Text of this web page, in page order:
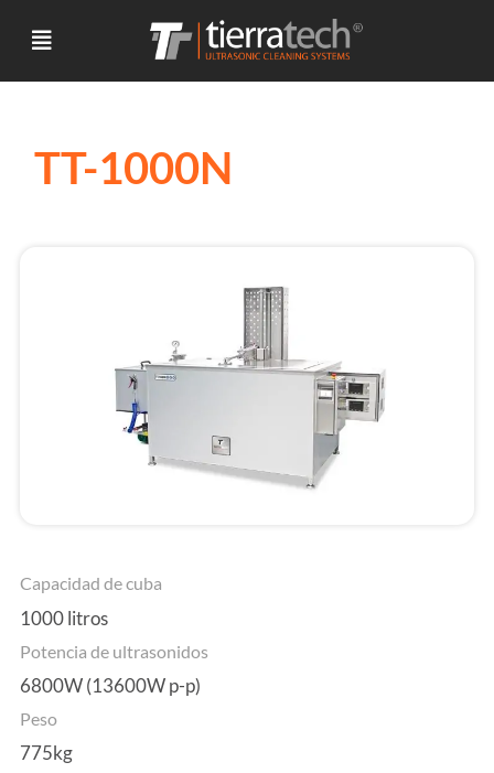
TT-1000N
Capacidad de cuba
1000 litros
Potencia de ultrasonidos
6800W (13600W p-p)
Peso
775kg